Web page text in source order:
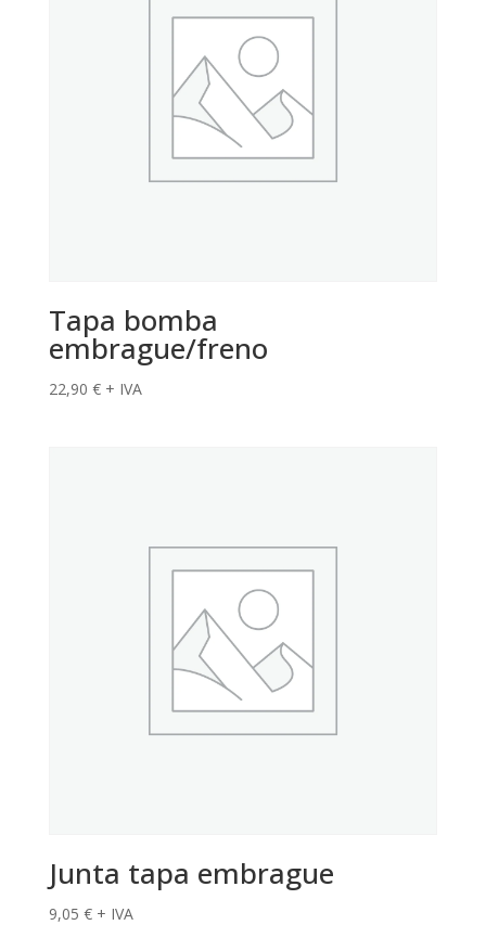
Tapa bomba
embrague/freno
22,90 € + IVA
Junta tapa embrague
9,05 € + IVA